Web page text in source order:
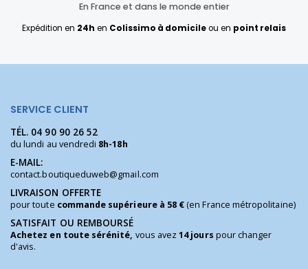
En France et dans le monde entier
Expédition en 24h en Colissimo à domicileou en point relais
SERVICE CLIENT
TÉL. 04 90 90 26 52
du lundi au vendredi 8h-18h
E-MAIL:
contact.boutiqueduweb@gmail.com
LIVRAISON OFFERTE
pour toute commande supérieure à 58 €(en France métropolitaine)
SATISFAIT OU REMBOURSÉ
Achetez en toute sérénité, vous avez14 jours pour changer
d'avis.